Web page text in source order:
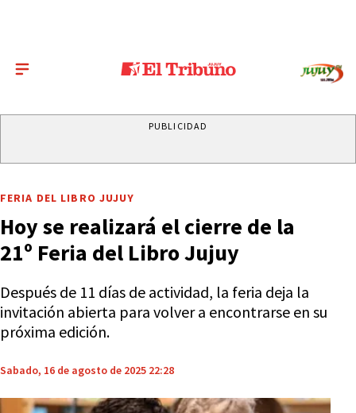
PUBLICIDAD
FERIA DEL LIBRO JUJUY
Hoy se realizará el cierre de la
21º Feria del Libro Jujuy
Después de 11 días de actividad, la feria deja la
invitación abierta para volver a encontrarse en su
próxima edición.
Sabado, 16 de agosto de 2025 22:28